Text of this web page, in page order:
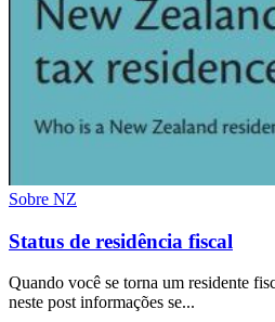
Sobre NZ
Status de residência fiscal
Quando você se torna um residente
neste post informações se...